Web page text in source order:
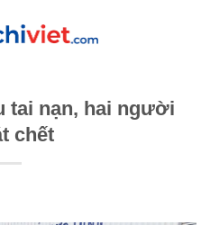
tai nạn, hai người
chết